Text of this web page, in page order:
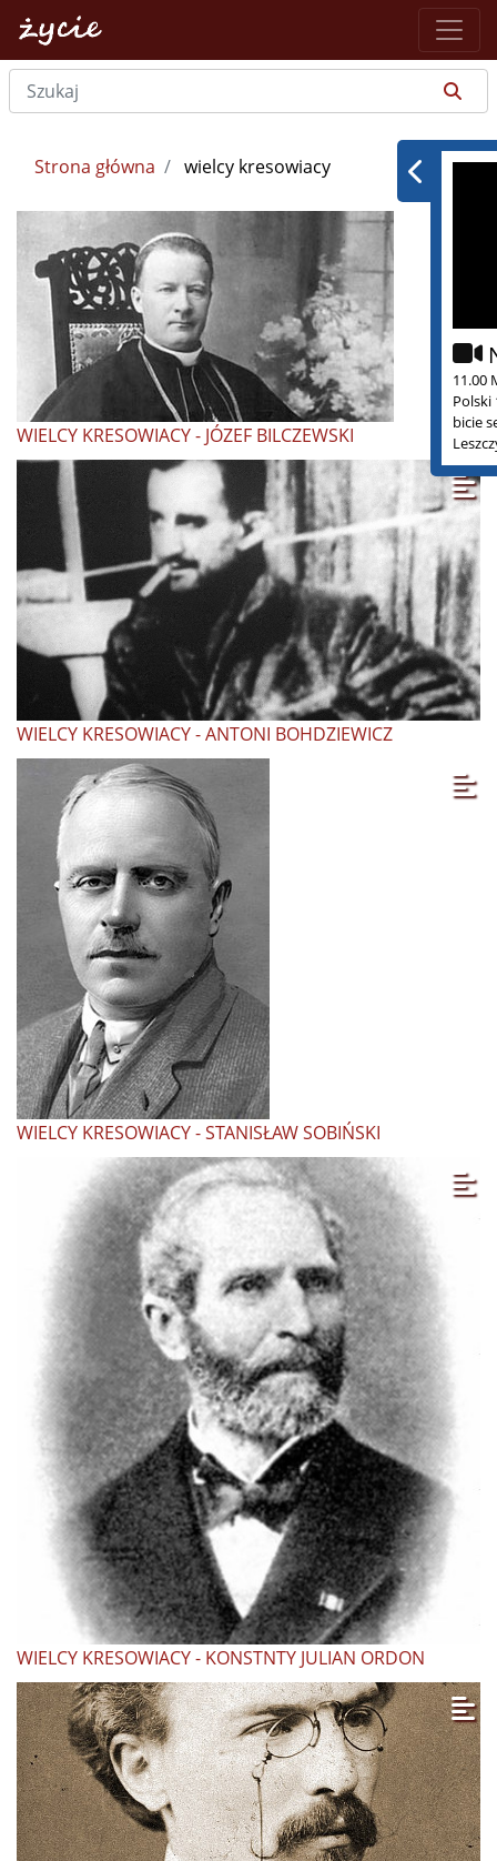
11.00
Polski
bicie
Strona główna wielcy kresowiacy
WIELCY KRESOWIACY - JÓZEF BILCZEWSKI
WIELCY KRESOWIACY - ANTONI BOHDZIEWICZ
WIELCY KRESOWIACY - STANISŁAW SOBIŃSKI
WIELCY KRESOWIACY - KONSTNTY JULIAN ORDON